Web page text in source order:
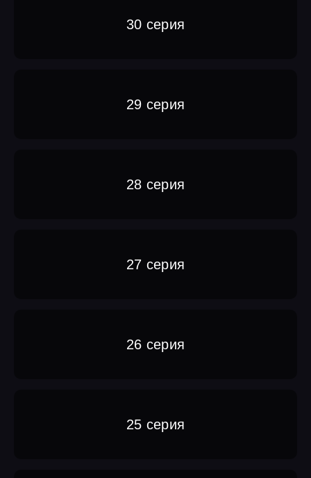
30 серия
29 серия
28 серия
27 серия
26 серия
25 серия